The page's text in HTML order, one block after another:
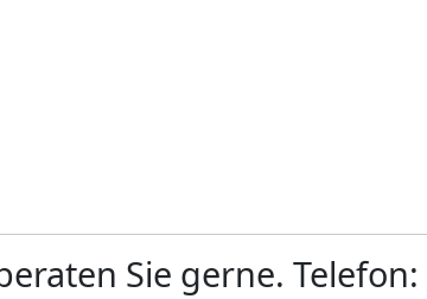
Sie gerne. Telefon: